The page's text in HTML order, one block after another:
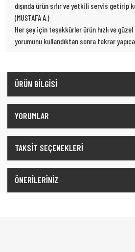
dışında ürün sıfır ve yetkili servis getirip
(MUSTAFA A.)
Her şey için teşekkürler ürün hızlı ve
yorumunu kullandıktan sonra tekrar
ÜRÜN BİLGİSİ
YORUMLAR
TAKSİT SEÇENEKLERİ
ÖNERİLERİNİZ